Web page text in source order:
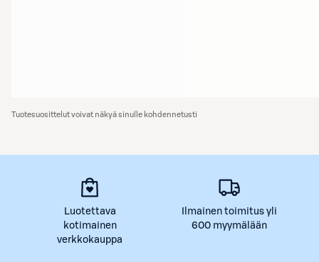
Tuotesuosittelut voivat näkyä sinulle kohdennetusti
Luotettava
kotimainen
verkkokauppa
Ilmainen toimitus yli
600 myymälään